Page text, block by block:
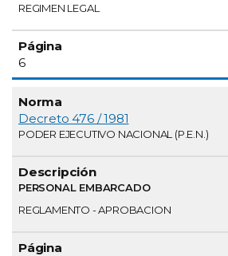
REGIMEN LEGAL
6
Decreto 476 / 1981
PODER EJECUTIVO NACIONAL (P.E.N.)
PERSONAL EMBARCADO
REGLAMENTO - APROBACION